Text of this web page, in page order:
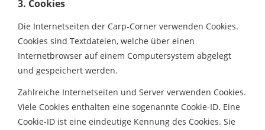
3. Cookies
Die Internetseiten der Carp-Corner verwenden Cookies.
Cookies sind Textdateien, welche über einen
Internetbrowser auf einem Computersystem abgelegt
und gespeichert werden.
Zahlreiche Internetseiten und Server verwenden Cookies.
Viele Cookies enthalten eine sogenannte Cookie-ID. Eine
Cookie-ID ist eine eindeutige Kennung des Cookies. Sie